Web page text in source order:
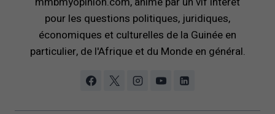
pour les questions politiques, juridiques,
économiques et culturelles de la Guinée en
particulier, de l'Afrique et du Monde en général.